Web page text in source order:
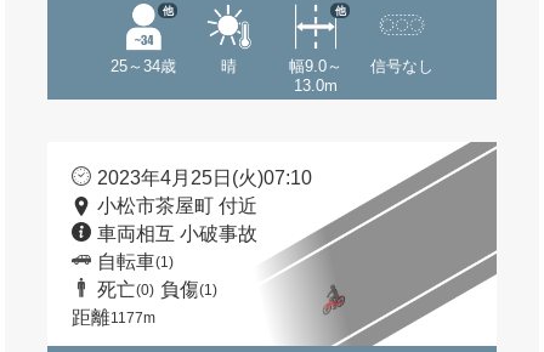
25～34歳
他
晴
幅9.0～
13.0m
他
信号なし
2023年4月25日(火)07:10
小松市茶屋町 付近
車両相互 小破事故
自転車(1)
死亡(0) 負傷(1)
距離1177m